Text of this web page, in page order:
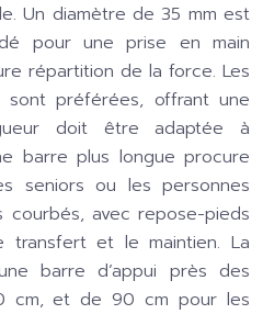
Un diamètre de 35 mm est
pour une prise en main
répartition de la force. Les
préférées, offrant une
doit être adaptée à
barre plus longue procure
seniors ou les personnes
courbés, avec repose-pieds
transfert et le maintien. La
barre d’appui près des
cm, et de 90 cm pour les